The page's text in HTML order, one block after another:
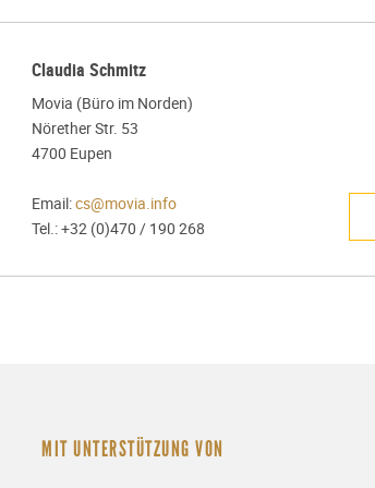
Claudia Schmitz
Movia (Büro im Norden)
Nörether Str. 53
4700 Eupen
Email:cs@movia.info
Tel.: +32 (0)470 / 190 268
MIT UNTERSTÜTZUNG VON